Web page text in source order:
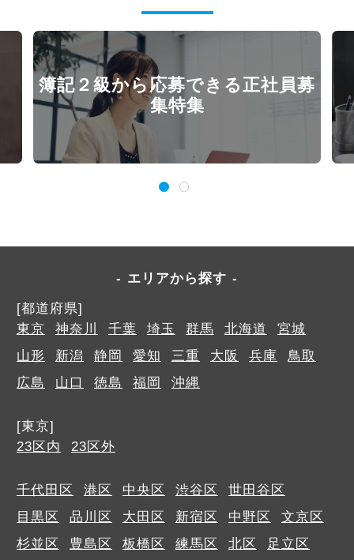
簿記２級から応募できる正社員募
集特集
エリアから探す
[都道府県]
東京
神奈川 千葉 埼玉 群馬 北海道
宮城
山形
新潟 静岡 愛知 三重 大阪 兵庫
鳥取
広島
山口 徳島 福岡 沖縄
[東京]
23区内
23区外
千代田区 港区 中央区 渋谷区
世田谷区
目黒区
品川区 大田区 新宿区 中野区
文京区
杉並区
豊島区 板橋区 練馬区 北区
足立区